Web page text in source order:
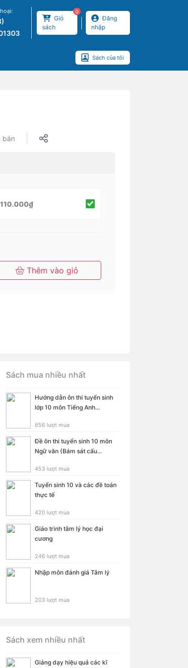
0
Giỏ
sách
Đăng
nhập
Sách của tôi
bán
110.000₫
Thêm vào giỏ
Sách mua nhiều nhất
Hướng dẫn ôn thi tuyển sinh
lớp 10 môn Tiếng Anh...
656 lượt mua
Đề ôn thi tuyển sinh 10 môn
Ngữ văn (Bám sát cấu...
453 lượt mua
Tuyển sinh 10 và các đề toán
thực tế
420 lượt mua
Giáo trình tâm lý học đại
cương
246 lượt mua
Nhập môn đánh giá Tâm lý
203 lượt mua
Sách xem nhiều nhất
Giảng dạy hiệu quả các kĩ